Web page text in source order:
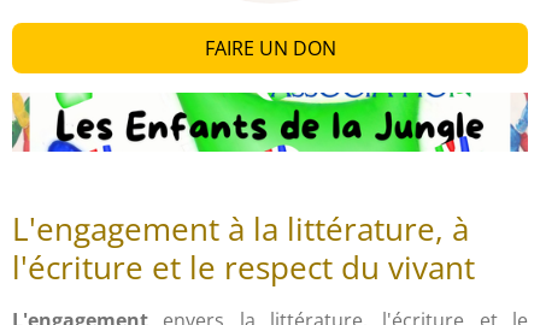
FAIRE UN DON
L'engagement à la littérature, à
l'écriture et le respect du vivant